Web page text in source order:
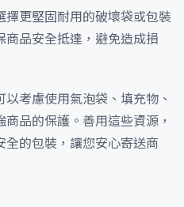
更堅固耐用的破壞袋或包裝
商品安全抵達，避免造成損
考慮使用氣泡袋、填充物、
品的保護。善用這些資源，
全的包裝，讓您安心寄送商